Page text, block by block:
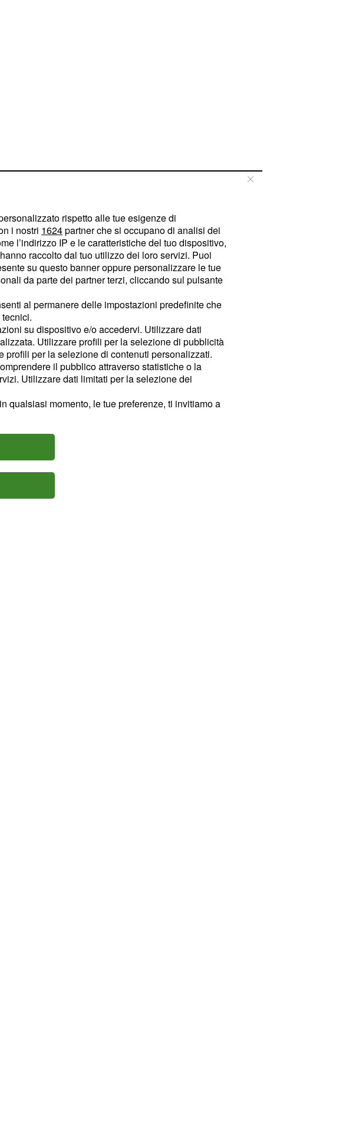
rispetto alle tue esigenze di
i nostri 1624partner che si occupano di analisi dei
l’indirizzo IP e le caratteristiche del tuo dispositivo,
raccolto dal tuo utilizzo dei loro servizi. Puoi
su questo banner oppure personalizzare le tue
da parte dei partner terzi, cliccando sul pulsante
al permanere delle impostazioni predefinite che
su dispositivo e/o accedervi. Utilizzare dati
Utilizzare profili per la selezione di pubblicità
per la selezione di contenuti personalizzati.
il pubblico attraverso statistiche o la
Utilizzare dati limitati per la selezione dei
qualsiasi momento, le tue preferenze, ti invitiamo a